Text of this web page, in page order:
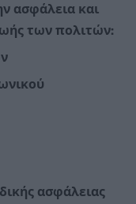
ασφάλεια και
των πολιτών:
ασφάλειας